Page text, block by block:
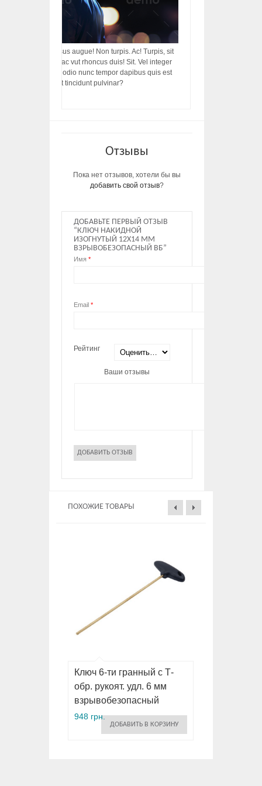
integer! Risus augue! Non turpis. Ac! Turpis, sit
rhoncus porttitor ac vut rhoncus duis! Sit. Vel integer
ut diam porttitor odio nunc tempor dapibus quis est
dictumst, vel amet tincidunt pulvinar?
Отзывы
Пока нет отзывов, хотели бы вы
добавить свой отзыв?
ДОБАВЬТЕ ПЕРВЫЙ ОТЗЫВ
“КЛЮЧ НАКИДНОЙ
ИЗОГНУТЫЙ 12Х14 ММ
ВЗРЫВОБЕЗОПАСНЫЙ ВБ”
Имя *
Email *
Рейтинг
Ваши отзывы
ПОХОЖИЕ ТОВАРЫ
Ключ 6-ти гранный с Т-
обр. рукоят. удл. 6 мм
взрывобезопасный
948 грн.
ДОБАВИТЬ В КОРЗИНУ